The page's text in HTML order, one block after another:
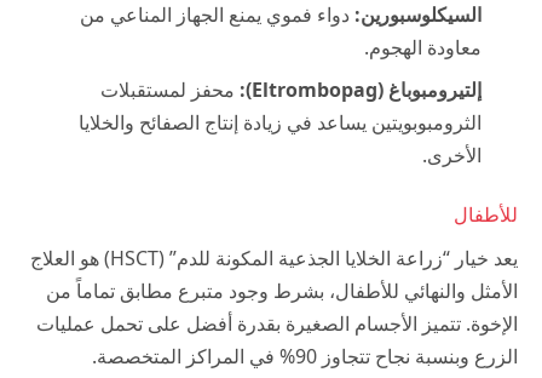
السيكلوسبورين: دواء فموي يمنع الجهاز المناعي من
معاودة الهجوم.
إلتيرومبوباغ (Eltrombopag):
محفز لمستقبلات
الثرومبوبويتين يساعد في زيادة إنتاج الصفائح والخلايا
الأخرى.
للأطفال
يعد خيار “زراعة الخلايا الجذعية المكونة للدم” (HSCT) هو العلاج
الأمثل والنهائي للأطفال، بشرط وجود متبرع مطابق تماماً من
الإخوة. تتميز الأجسام الصغيرة بقدرة أفضل على تحمل عمليات
الزرع وبنسبة نجاح تتجاوز 90% في المراكز المتخصصة.